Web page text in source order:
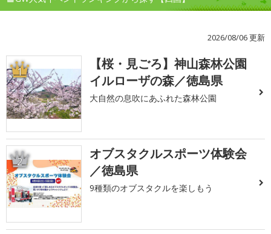
2026/08/06 更新
1
【桜・見ごろ】神山森林公園
イルローザの森／徳島県
大自然の息吹にあふれた森林公園
2
オブスタクルスポーツ体験会
／徳島県
9種類のオブスタクルを楽しもう